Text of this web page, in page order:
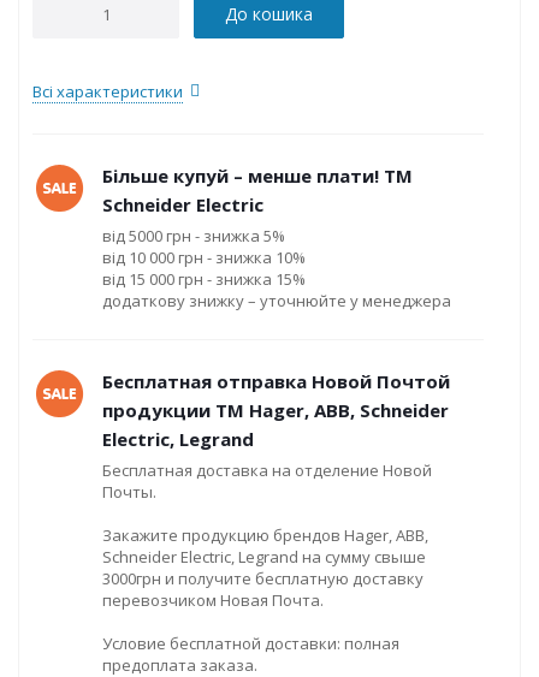
До кошика
Всі характеристики
Більше купуй – менше плати! ТМ
Schneider Electric
від 5000 грн - знижка 5%
від 10 000 грн - знижка 10%
від 15 000 грн - знижка 15%
додаткову знижку – уточнюйте у менеджера
Бесплатная отправка Новой Почтой
продукции ТМ Hager, ABB, Schneider
Electric, Legrand
Бесплатная доставка на отделение Новой
Почты.
Закажите продукцию брендов Hager, ABB,
Schneider Electric, Legrand на сумму свыше
3000грн и получите бесплатную доставку
перевозчиком Новая Почта.
Условие бесплатной доставки: полная
предоплата заказа.